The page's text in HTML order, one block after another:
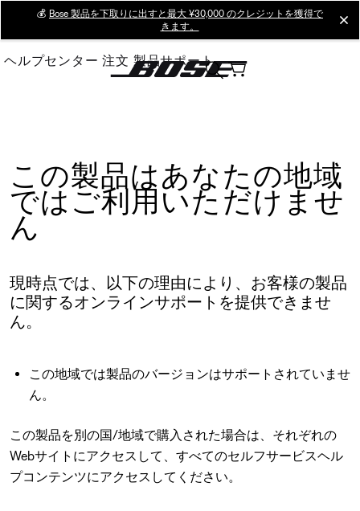
Main
💰 Bose 製品を下取りに出すと最大 ¥30,000 のクレジットを獲得で
きます。
ヘルプセンター 注文 製品サポート
この製品はあなたの地域
ではご利用いただけませ
ん
現時点では、以下の理由により、お客様の製品
に関するオンラインサポートを提供できませ
ん。
この地域では製品のバージョンはサポートされていませ
ん。
この製品を別の国/地域で購入された場合は、それぞれの
Webサイトにアクセスして、すべてのセルフサービスヘル
プコンテンツにアクセスしてください。